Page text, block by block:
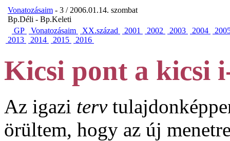
Vonatozásaim - 3 / 2006.01.14. szombat
Bp.Déli - Bp.Keleti
GP
Vonatozásaim XX.század 2001 2002 2003 2004
2013
2014 2015 2016
Kicsi pont a kicsi
Az igazi terv
örültem, hogy az új